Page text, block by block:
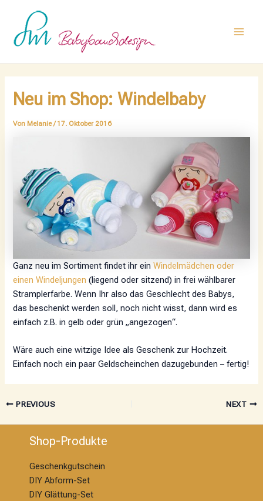
springen
Neu im Shop: Windelbaby
Von Melanie/17. Oktober 2016
Ganz neu im Sortiment findet ihr einWindelmädchen oder
einen Windeljungen (liegend oder sitzend) in frei wählbarer
Stramplerfarbe. Wenn Ihr also das Geschlecht des Babys,
das beschenkt werden soll, noch nicht wisst, dann wird es
einfach z.B. in gelb oder grün „angezogen“.
Wäre auch eine witzige Idee als Geschenk zur Hochzeit.
Einfach noch ein paar Geldscheinchen dazugebunden – fertig!
navigation
PREVIOUS NEXT
Shop-Produkte
Geschenkgutschein
DIY Abform-Set
DIY Glättung-Set